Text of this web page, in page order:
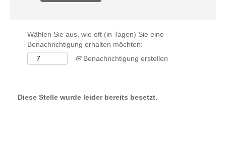
Wählen Sie aus, wie oft (in Tagen) Sie eine
Benachrichtigung erhalten möchten:
Benachrichtigung erstellen
Diese Stelle wurde leider bereits besetzt.